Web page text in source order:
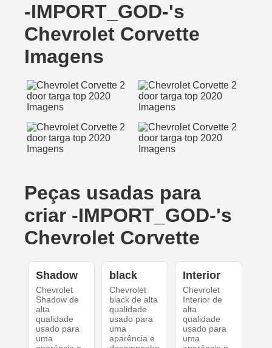
-IMPORT_GOD-'s
Chevrolet Corvette
Imagens
Peças usadas para
criar -IMPORT_GOD-'s
Chevrolet Corvette
Shadow
Chevrolet
Shadow de
alta
qualidade
usado para
uma
black
Chevrolet
black de alta
qualidade
usado para
uma
aparência e
Interior
Chevrolet
Interior de
alta
qualidade
usado para
uma